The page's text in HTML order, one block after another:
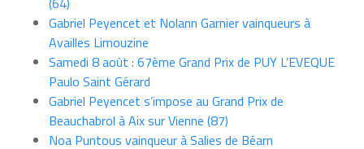
Gabriel Peyencet et Nolann Garnier vainqueurs à
Availles Limouzine
Samedi 8 août : 67ème Grand Prix de PUY L’EVEQUE
Paulo Saint Gérard
Gabriel Peyencet s’impose au Grand Prix de
Beauchabrol à Aix sur Vienne (87)
Noa Puntous vainqueur à Salies de Béarn